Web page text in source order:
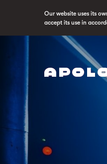
Our website uses its
accept its use in